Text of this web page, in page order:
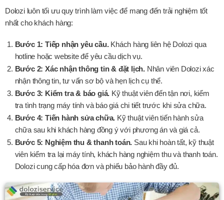
Dolozi luôn tối ưu quy trình làm việc để mang đến trải nghiệm tốt
nhất cho khách hàng:
Bước 1: Tiếp nhận yêu cầu.Khách hàng liên hệ Dolozi qua
hotline hoặc website để yêu cầu dịch vụ.
Bước 2: Xác nhận thông tin & đặt lịch.Nhân viên Dolozi xác
nhận thông tin, tư vấn sơ bộ và hẹn lịch cụ thể.
Bước 3: Kiểm tra & báo giá. Kỹ thuật viên đến tận nơi, kiểm
tra tình trạng máy tính và báo giá chi tiết trước khi sửa chữa.
Bước 4: Tiến hành sửa chữa. Kỹ thuật viên tiến hành sửa
chữa sau khi khách hàng đồng ý với phương án và giá cả.
Bước 5: Nghiệm thu & thanh toán. Sau khi hoàn tất, kỹ thuật
viên kiểm tra lại máy tính, khách hàng nghiệm thu và thanh toán.
Dolozi cung cấp hóa đơn và phiếu bảo hành đầy đủ.